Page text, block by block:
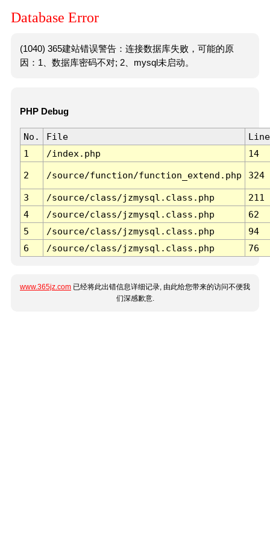
Database Error
(1040) 365建站错误警告：连接数据库失败，可能的原
因：1、数据库密码不对; 2、mysql未启动。
PHP Debug
No. File
Line
1
/index.php 14
2 /source/function/function_extend.php 324
3 /source/class/jzmysql.class.php
211
4
/source/class/jzmysql.class.php
62
5
/source/class/jzmysql.class.php
94
6
/source/class/jzmysql.class.php 76
www.365jz.com 已经将此出错信息详细记录, 由此给您带来的访问不便我
们深感歉意.